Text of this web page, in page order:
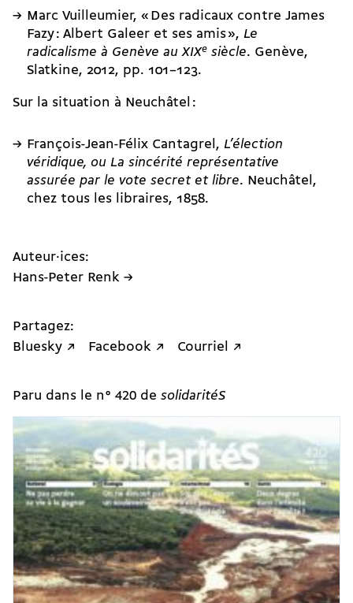
Marc Vuilleumier, « Des radicaux contre James
Fazy : Albert Galeer et ses amis », Le
radicalisme à Genève au XIXesiècle. Genève,
Slatkine, 2012, pp. 101–123.
Sur la situation à Neuchâtel :
François-Jean-Félix Cantagrel , L’élection
véridique, ou La sincérité représentative
assurée par le vote secret et libre. Neuchâtel,
chez tous les libraires, 1858.
Auteur·ices:
Hans-Peter Renk →
Partagez:
Bluesky ↗
Facebook ↗ Courriel ↗
Paru dans le n° 420 de solidaritéS